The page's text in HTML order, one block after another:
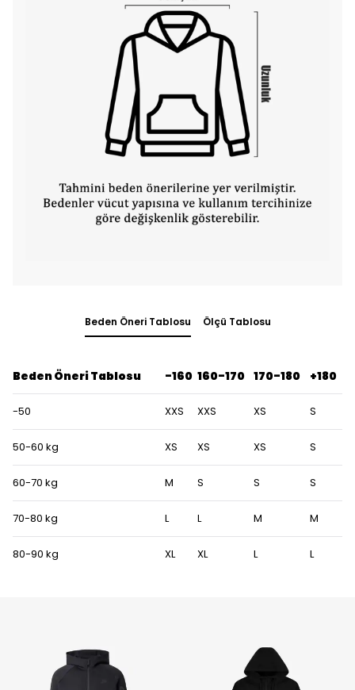
Beden Öneri Tablosu Ölçü Tablosu
Beden Öneri Tablosu -160 160-170 170-180 +180
-50 XXS XXS XS S
50-60 kg XS XS XS S
60-70 kg M S S S
70-80 kg L L M M
80-90 kg XL XL L L